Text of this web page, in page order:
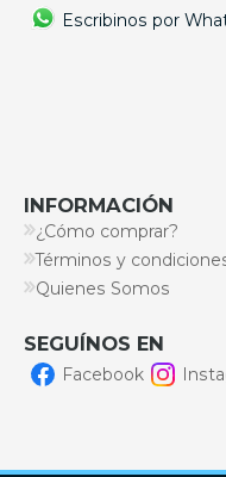
Escribinos por
INFORMACIÓN
¿Cómo comprar?
Términos y
Quienes Somos
SEGUÍNOS EN
Facebook